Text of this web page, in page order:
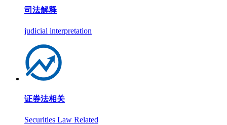
司法解释
judicial interpretation
证券法相关
Securities Law Related